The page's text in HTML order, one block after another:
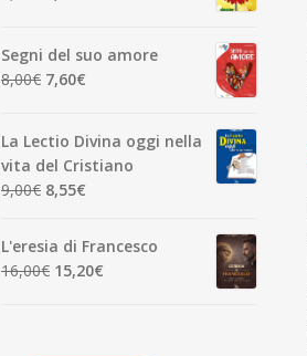
7,00€.
era:
1,90€.
è:
Segni del suo amore
8,00€ Il
era:
8,00€.
7,60€
è:
7,60€.
La Lectio Divina oggi nella
vita del Cristiano
9,00€ Il
originale
era:
9,00€.
8,55€
attuale
è:
L'eresia di Francesco
16,00€ Il
15,20€